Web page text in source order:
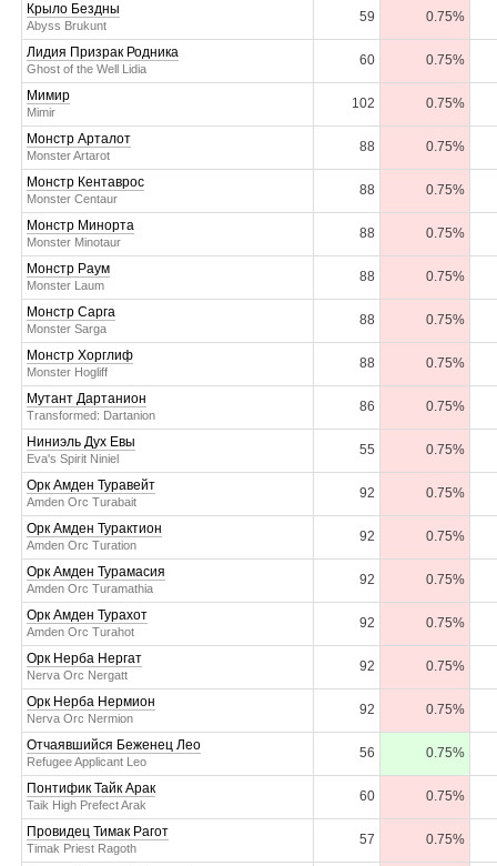
Крыло Бездны
Abyss Brukunt
59 0.75%
Лидия Призрак Родника
Ghost of the Well Lidia
60 0.75%
Мимир
Mimir
102 0.75%
Монстр Арталот
Monster Artarot
88 0.75%
Монстр Кентаврос
Monster Centaur
88 0.75%
Монстр Минорта
Monster Minotaur
88 0.75%
Монстр Раум
Monster Laum
88 0.75%
Монстр Сарга
Monster Sarga
88 0.75%
Монстр Хорглиф
Monster Hogliff
88 0.75%
Мутант Дартанион
Transformed: Dartanion
86 0.75%
Ниниэль Дух Евы
Eva's Spirit Niniel
55 0.75%
Орк Амден Туравейт
Amden Orc Turabait
92 0.75%
Орк Амден Турактион
Amden Orc Turation
92 0.75%
Орк Амден Турамасия
Amden Orc Turamathia
92 0.75%
Орк Амден Турахот
Amden Orc Turahot
92 0.75%
Орк Нерба Нергат
Nerva Orc Nergatt
92 0.75%
Орк Нерба Нермион
Nerva Orc Nermion
92 0.75%
Отчаявшийся Беженец Лео
Refugee Applicant Leo
56 0.75%
Понтифик Тайк Арак
Taik High Prefect Arak
60 0.75%
Провидец Тимак Рагот
Timak Priest Ragoth
57 0.75%